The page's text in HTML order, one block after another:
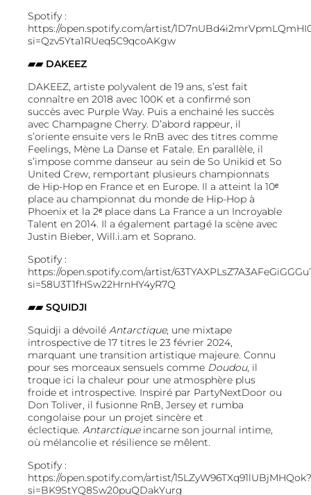
Spotify :
https://open.spotify.com/artist/
si=Qzv5Yta1RUeq5C9qcoAKgw
▰▰DAKEEZ
DAKEEZ, artiste polyvalent de 19 ans, s’est fait
connaître en 2018 avec 100K et a confirmé son
succès avec Purple Way. Puis a enchainé les succès
avec Champagne Cherry. D’abord rappeur, il
s’oriente ensuite vers le RnB avec des titres comme
Feelings, Mène La Danse et Fatale. En parallèle, il
s’impose comme danseur au sein de So Unikid et So
United Crew, remportant plusieurs championnats
de Hip-Hop en France et en Europe. Il a atteint la 10ᵉ
place au championnat du monde de Hip-Hop à
Phoenix et la 2ᵉ place dans La France a un Incroyable
Talent en 2014. Il a également partagé la scène avec
Justin Bieber, Will.i.am et Soprano.
Spotify :
https://open.spotify.com/artist/
si=58U3T1fHSw22HrnHY4yR7Q
▰▰SQUIDJI
Squidji a dévoilé Antarctique, une mixtape
introspective de 17 titres le 23 février 2024,
marquant une transition artistique majeure. Connu
pour ses morceaux sensuels comme Doudou, il
troque ici la chaleur pour une atmosphère plus
froide et introspective. Inspiré par PartyNextDoor ou
Don Toliver, il fusionne RnB, Jersey et rumba
congolaise pour un projet sincère et
éclectique. Antarctiqueincarne son journal intime,
où mélancolie et résilience se mêlent.
Spotify :
https://open.spotify.com/artist/15LZyW96TXq91lUBjMHQok?
si=BK9StYQ8Sw20puQDakYurg